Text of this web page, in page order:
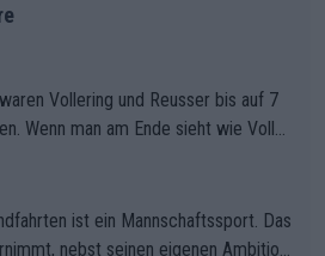
Vollering und Reusser bis auf 7
Wenn man am Ende sieht wie Voller
nicht geschlossen hat un
lassen. Ein schwerer taktischer
kosten wird.Diese Beobachtung trifft
ist ein Mannschaftssport. Das
nebst seinen eigenen Ambition